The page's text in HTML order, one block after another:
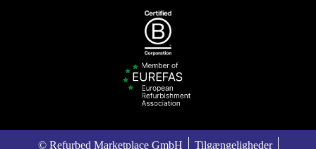
© Refurbed Marketplace GmbH Tilgængeligheder